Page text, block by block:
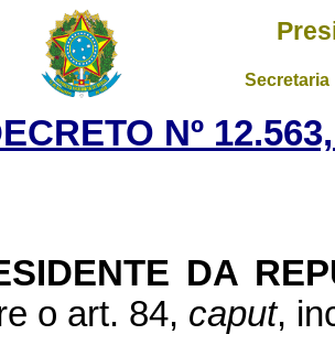
Nº
DA
o art. 84, caput,